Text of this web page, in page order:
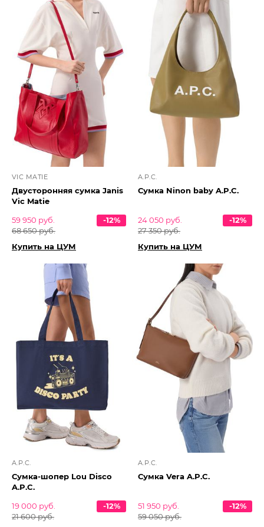
VIC MATIE
Двусторонняя сумка Janis
Vic Matie
59 950 руб.
68 650 руб.
-12%
Купить на ЦУМ
A.P.C.
Сумка Ninon baby A.P.C.
24 050 руб.
27 350 руб.
-12%
Купить на ЦУМ
A.P.C.
Сумка-шопер Lou Disco
A.P.C.
19 000 руб.
21 600 руб.
-12%
A.P.C.
Сумка Vera A.P.C.
51 950 руб.
59 050 руб.
-12%